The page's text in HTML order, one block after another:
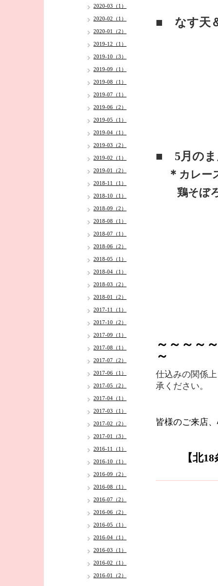
■ なす天
■ 5月のま
＊ カレー
鶏そぼろ
～～～～
～
仕込みの関係
承ください。
皆様のご来店
【北
2020-03（1）
2020-02（1）
2020-01（2）
2019-12（1）
2019-10（3）
2019-09（1）
2019-08（1）
2019-07（1）
2019-06（2）
2019-05（1）
2019-04（1）
2019-03（2）
2019-02（1）
2019-01（2）
2018-11（1）
2018-10（1）
2018-09（2）
2018-08（1）
2018-07（1）
2018-06（2）
2018-05（1）
2018-04（1）
2018-03（2）
2018-01（2）
2017-11（1）
2017-10（2）
2017-09（1）
2017-08（1）
2017-07（2）
2017-06（1）
2017-05（2）
2017-04（1）
2017-03（1）
2017-02（2）
2017-01（3）
2016-11（1）
2016-10（1）
2016-09（2）
2016-08（1）
2016-07（2）
2016-06（2）
2016-05（1）
2016-04（1）
2016-03（1）
2016-02（1）
2016-01（2）